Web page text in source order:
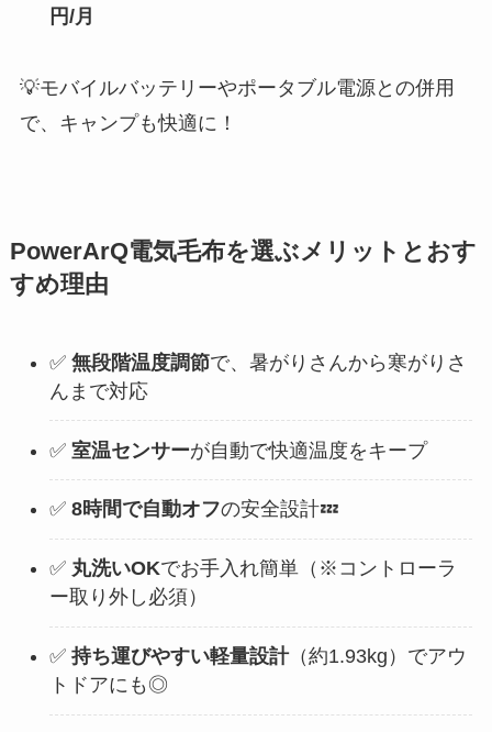
円/月
💡モバイルバッテリーやポータブル電源との併用
で、キャンプも快適に！
PowerArQ電気毛布を選ぶメリットとおす
すめ理由
✅ 無段階温度調節で、暑がりさんから寒がりさ
んまで対応
✅ 室温センサーが自動で快適温度をキープ
✅ 8時間で自動オフの安全設計💤
✅ 丸洗いOKでお手入れ簡単（※コントローラ
ー取り外し必須）
✅ 持ち運びやすい軽量設計（約1.93kg）でアウ
トドアにも◎